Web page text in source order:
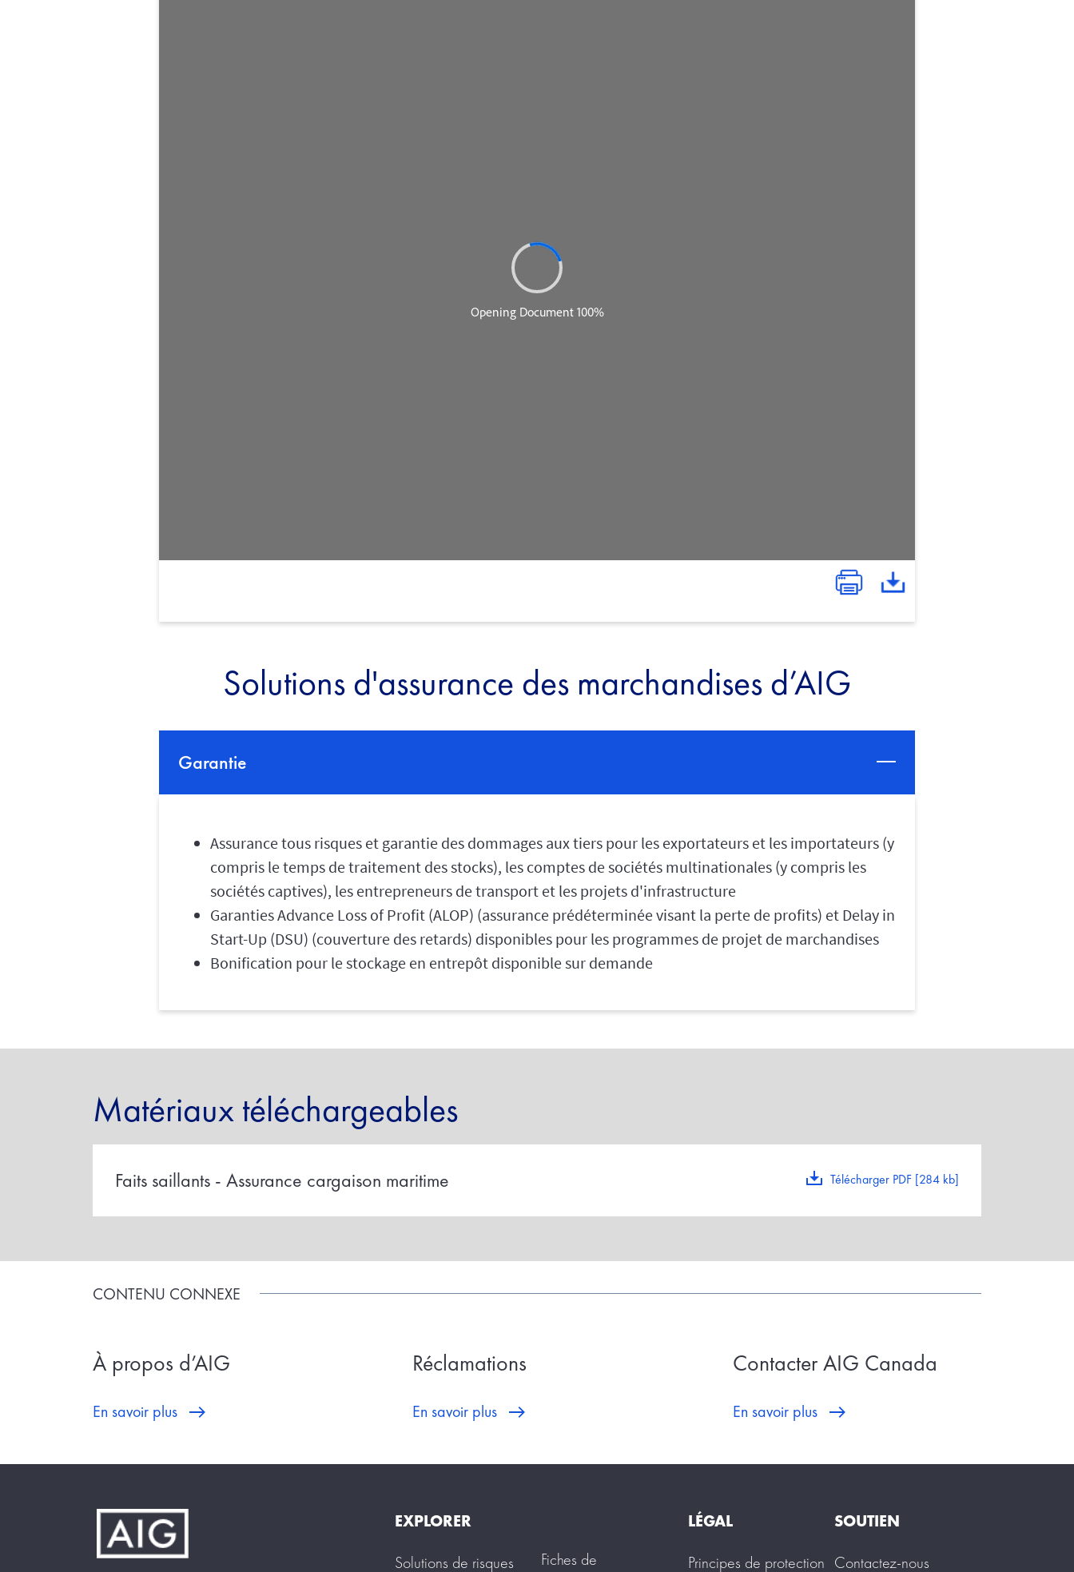
Solutions d'assurance des marchandises d’AIG
Garantie
Assurance tous risques et garantie des dommages aux tiers pour les exportateurs et les importateurs (y
compris le temps de traitement des stocks), les comptes de sociétés multinationales (y compris les
sociétés captives), les entrepreneurs de transport et les projets d'infrastructure
Garanties Advance Loss of Profit (ALOP) (assurance prédéterminée visant la perte de profits) et Delay in
Start-Up (DSU) (couverture des retards) disponibles pour les programmes de projet de marchandises
Bonification pour le stockage en entrepôt disponible sur demande
Matériaux téléchargeables
Télécharger PDF [284 kb]
Faits saillants - Assurance cargaison maritime
CONTENU CONNEXE
À propos d’AIG
En savoir plus
Réclamations
En savoir plus
Contacter AIG Canada
En savoir plus
EXPLORER
Solutions de risques
Fiches de
LÉGAL
Principes de protection
SOUTIEN
Contactez-nous